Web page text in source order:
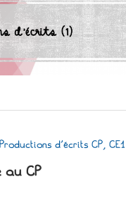
Productions d'écrits CP, CE1
CP